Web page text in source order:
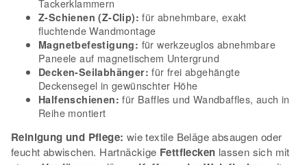
Tackerklammern
Z-Schienen (Z-Clip): für abnehmbare, exakt
fluchtende Wandmontage
Magnetbefestigung: für werkzeuglos abnehmbare
Paneele auf magnetischem Untergrund
Decken-Seilabhänger: für frei abgehängte
Deckensegel in gewünschter Höhe
Halfenschienen: für Baffles und Wandbaffles, auch in
Reihe montiert
Reinigung und Pflege: wie textile Beläge absaugen oder
feucht abwischen. Hartnäckige Fettflecken lassen sich mit